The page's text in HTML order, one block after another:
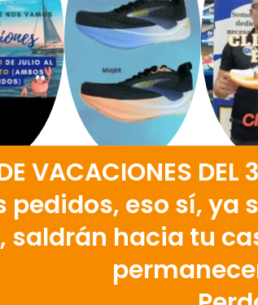
VACACIONES
eso sí, ya
saldrán hacia tu
¡HOLA!